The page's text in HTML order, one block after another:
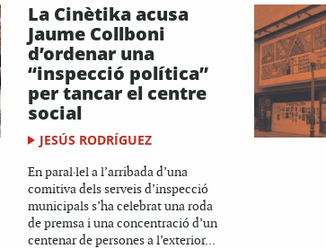
La Cinètika acusa
Jaume Collboni
d’ordenar una
“inspecció política”
per tancar el centre
social
JESÚS RODRÍGUEZ
En paral·lel a l’arribada d’una
comitiva dels serveis d’inspecció
municipals s’ha celebrat una roda
de premsa i una concentració d’un
centenar de persones a l’exterior...